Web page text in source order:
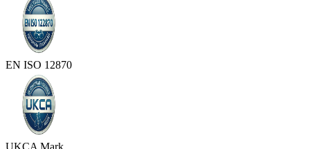
EN ISO 12870
UKCA Mark